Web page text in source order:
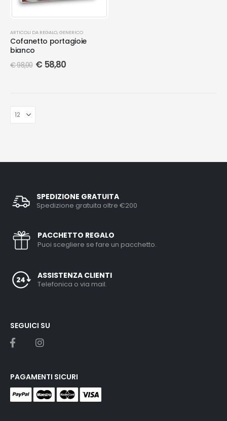
ARTICOLI DA REGALO, GENERICO
Cofanetto portagioie
bianco
€98,00 € 58,80
SPEDIZIONE GRATUITA
Spedizione gratuita oltre €200
PACCHETTO REGALO
Puoi scegliere se fare un pacchetto.
ASSISTENZA CLIENTI
Telefonica o via mail.
SEGUICI SU
PAGAMENTI SICURI